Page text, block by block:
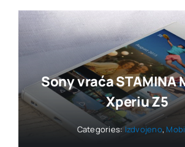
Sony vraća STAMINA
Xperiu Z5
Categories:Izdvojeno,